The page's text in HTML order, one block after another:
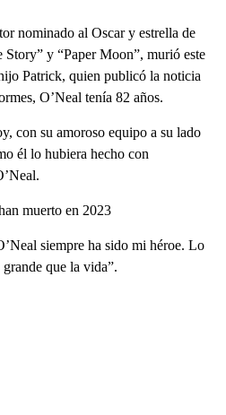
nominado al Oscar y estrella de
y “Paper Moon”, murió este
Patrick, quien publicó la noticia
O’Neal tenía 82 años.
con su amoroso equipo a su lado
él lo hubiera hecho con
muerto en 2023
siempre ha sido mi héroe. Lo
que la vida”.